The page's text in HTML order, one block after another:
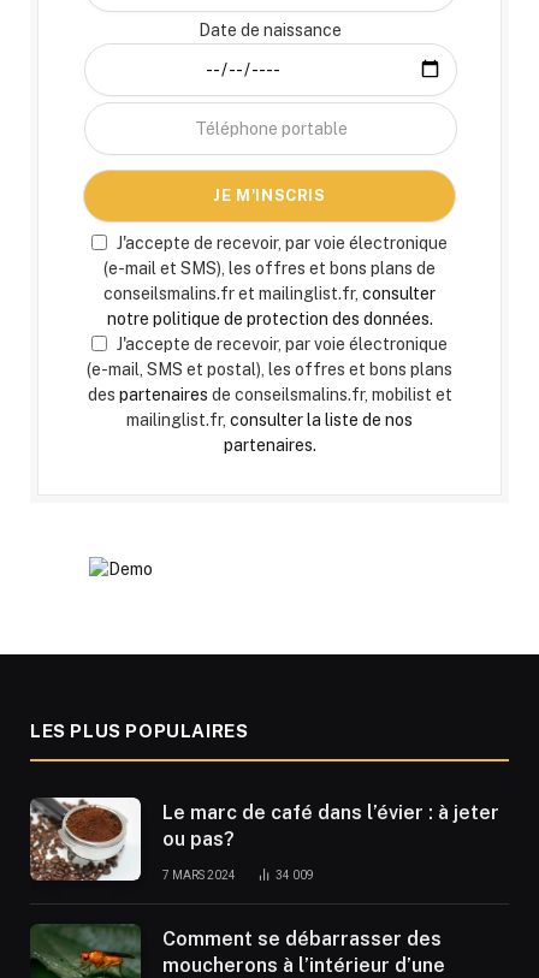
Date de naissance
J'accepte de recevoir, par voie électronique
(e-mail et SMS), les offres et bons plans de
conseilsmalins.fr et mailinglist.fr, consulter
notre politique de protection des données.
J'accepte de recevoir, par voie électronique
(e-mail, SMS et postal), les offres et bons plans
des partenaires de conseilsmalins.fr, mobilist et
mailinglist.fr, consulter la liste de nos
partenaires.
LES PLUS POPULAIRES
Le marc de café dans l’évier : à jeter
ou pas?
7 MARS 2024 34 009
Comment se débarrasser des
moucherons à l’intérieur d’une